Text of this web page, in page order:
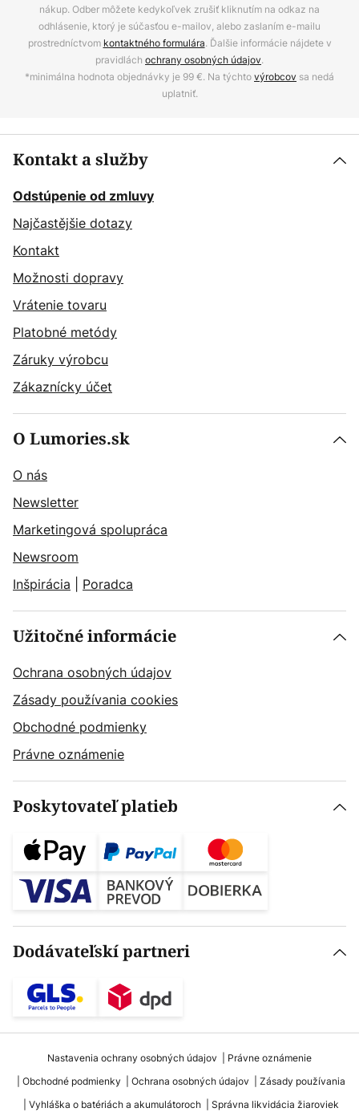
nákup. Odber môžete kedykoľvek zrušiť kliknutím na odkaz na
odhlásenie, ktorý je súčasťou e-mailov, alebo zaslaním e-mailu
prostredníctvom kontaktného formulára. Ďalšie informácie nájdete v
pravidlách ochrany osobných údajov.
*minimálna hodnota objednávky je 99 €. Na týchtovýrobcov sa nedá
uplatniť.
Kontakt a služby
Odstúpenie od zmluvy
Najčastějšie dotazy
Kontakt
Možnosti dopravy
Vrátenie tovaru
Platobné metódy
Záruky výrobcu
Zákaznícky účet
O Lumories.sk
O nás
Newsletter
Marketingová spolupráca
Newsroom
Inšpirácia
Poradca
Užitočné informácie
Ochrana osobných údajov
Zásady používania cookies
Obchodné podmienky
Právne oznámenie
Poskytovateľ platieb
Dodávateľskí partneri
Nastavenia ochrany osobných údajov
Právne oznámenie
Obchodné podmienky
Ochrana osobných údajov
Zásady používania
Vyhláška o batériách a akumulátoroch
Správna likvidácia žiaroviek